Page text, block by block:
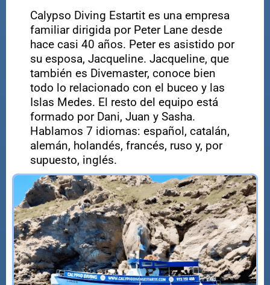
Calypso Diving Estartit es una empresa
familiar dirigida por Peter Lane desde
hace casi 40 años. Peter es asistido por
su esposa, Jacqueline. Jacqueline, que
también es Divemaster, conoce bien
todo lo relacionado con el buceo y las
Islas Medes. El resto del equipo está
formado por Dani, Juan y Sasha.
Hablamos 7 idiomas: español, catalán,
alemán, holandés, francés, ruso y, por
supuesto, inglés.